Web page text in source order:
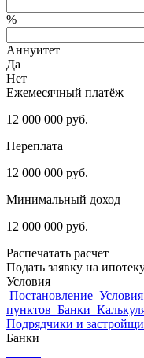
%
Аннуитет
Да
Нет
Ежемесячный платёж
12 000 000 руб.
Переплата
12 000 000 руб.
Минимальный доход
12 000 000 руб.
Распечатать расчет
Подать заявку на
Условия
Постановление
пунктов Банки
Подрядчики и
Банки